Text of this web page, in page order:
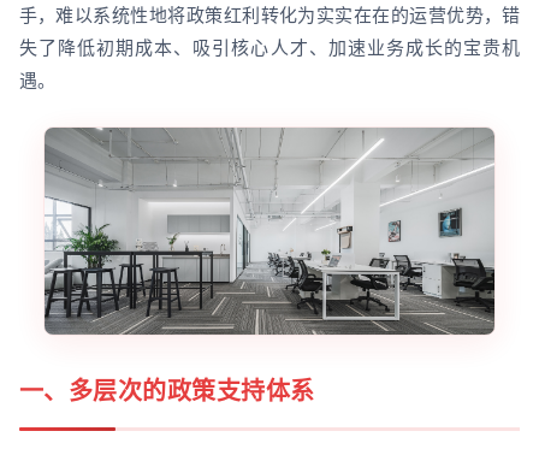
手，难以系统性地将政策红利转化为实实在在的运营优势，错
失了降低初期成本、吸引核心人才、加速业务成长的宝贵机
遇。
一、多层次的政策支持体系